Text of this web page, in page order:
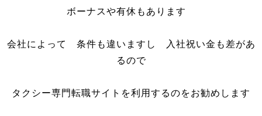
ボーナスや有休もあります
会社によって 条件も違いますし 入社祝い金も差があ
るので
タクシー専門転職サイトを利用するのをお勧めします